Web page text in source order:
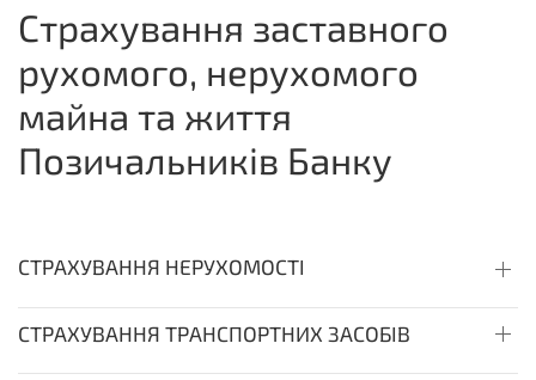
Страхування заставного
рухомого, нерухомого
майна та життя
Позичальників Банку
СТРАХУВАННЯ НЕРУХОМОСТІ
СТРАХУВАННЯ ТРАНСПОРТНИХ ЗАСОБІВ